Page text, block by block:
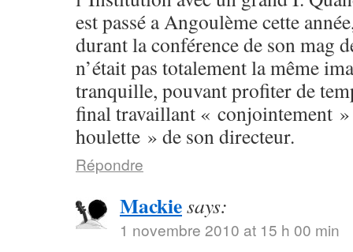
est passé a Angoulème cette
durant la conférence de son mag
n’était pas totalement la même
tranquille, pouvant profiter de
final travaillant « conjointement
houlette » de son directeur.
Répondre
Mackiesays:
1 novembre 2010 at 15 h 00 min